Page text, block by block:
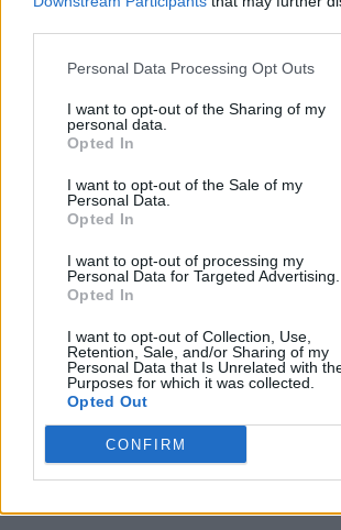
Personal Data Processing Opt Outs
I want to opt-out of the Sharing of my
personal data.
Opted In
I want to opt-out of the Sale of my
Personal Data.
Opted In
I want to opt-out of processing my
Personal Data for Targeted Advertising.
Opted In
I want to opt-out of Collection, Use,
Retention, Sale, and/or Sharing of my
Personal Data that Is Unrelated with
Purposes for which it was collected.
Opted Out
CONFIRM
REVENIR À LA LISTE
Solutions Codycross pour
Codycross lösungen Codycross soluzioni
Codycross respuestas
MONDES